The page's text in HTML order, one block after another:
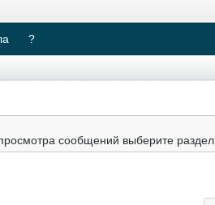
?
сообщений выберите раздел.